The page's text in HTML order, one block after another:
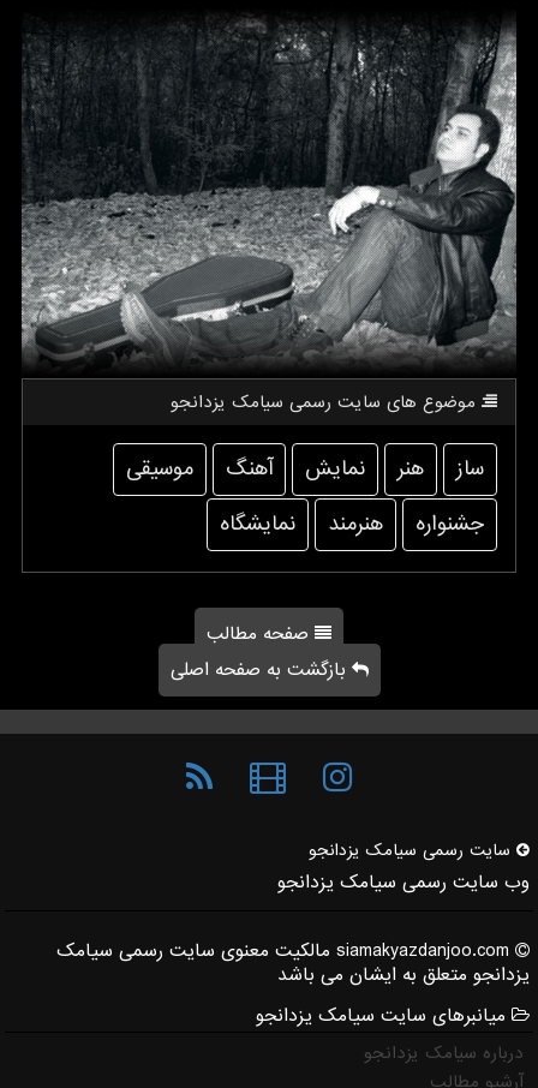
موضوع های سایت رسمی سیامك یزدانجو
ساز هنر نمایش آهنگ
موسیقی
جشنواره
هنرمند نمایشگاه
صفحه مطالب
بازگشت به صفحه اصلی
سایت رسمی سیامك یزدانجو
وب سایت رسمی سیامک یزدانجو
siamakyazdanjoo.com مالکیت معنوی سایت رسمی سیامک
یزدانجو متعلق به ایشان می باشد
میانبرهای سایت سیامک یزدانجو
درباره سیامک یزدانجو
آرشیو مطالب